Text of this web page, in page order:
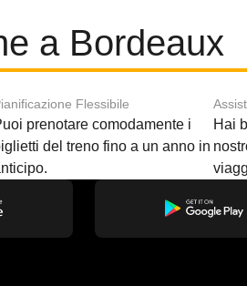
a Bordeaux
Flessibile
prenotare comodamente i
del treno fino a un anno in
Hai